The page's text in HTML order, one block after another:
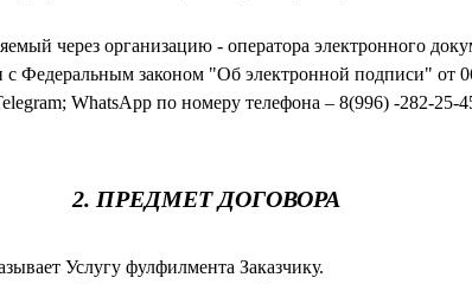
через организацию - оператора электронного
Федеральным законом "Об электронной подписи" от
WhatsApp по номеру телефона – 8(996) -282-25-
2. ПРЕДМЕТ ДОГОВОРА
Услугу фулфилмента Заказчику.